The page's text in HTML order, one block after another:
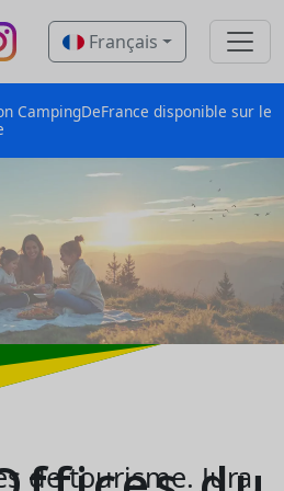
Français
CampingDeFrance disponible sur le
de tourisme. Jura